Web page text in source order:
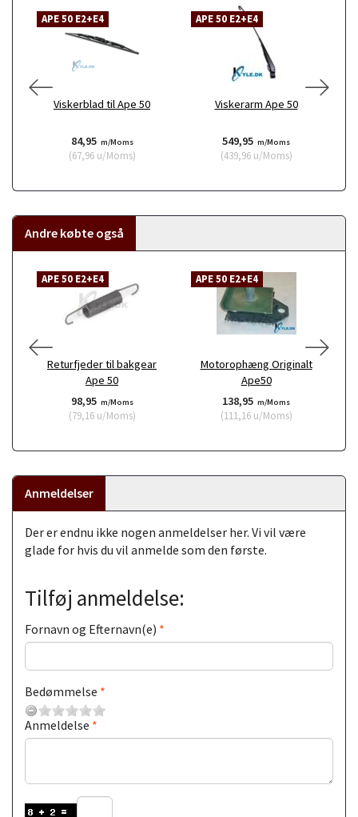
APE 50 E2+E4
Viskerblad til Ape 50
84,95 m/Moms
(67,96u/Moms)
APE 50 E2+E4
Viskerarm Ape 50
549,95 m/Moms
(439,96u/Moms)
Andre købte også
APE 50 E2+E4
Returfjeder til bakgear
Ape 50
98,95 m/Moms
(79,16u/Moms)
APE 50 E2+E4
Motorophæng Originalt
Ape50
138,95 m/Moms
(111,16u/Moms)
Anmeldelser
Der er endnu ikke nogen anmeldelser her. Vi vil være
glade for hvis du vil anmelde som den første.
Tilføj anmeldelse:
Fornavn og Efternavn(e)
Bedømmelse
Anmeldelse